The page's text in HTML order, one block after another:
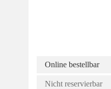
Online bestellbar
Nicht reservierbar